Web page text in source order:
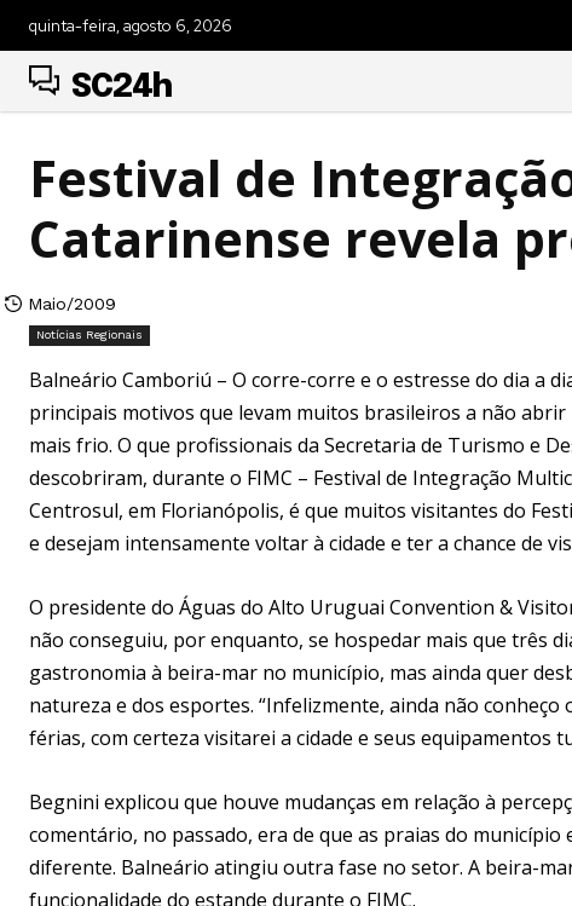
quinta-feira, agosto 6, 2026
SC24h
Festival de
Catarinense revela
Maio/2009
Notícias Regionais
Balneário Camboriú – O corre-corre e o estresse do dia a
principais motivos que levam muitos brasileiros a não
mais frio. O que profissionais da Secretaria de Turismo e
descobriram, durante o FIMC – Festival de Integração
Centrosul, em Florianópolis, é que muitos visitantes do
e desejam intensamente voltar à cidade e ter a chance de
O presidente do Águas do Alto Uruguai Convention &
não conseguiu, por enquanto, se hospedar mais que três
gastronomia à beira-mar no município, mas ainda quer
natureza e dos esportes. “Infelizmente, ainda não
férias, com certeza visitarei a cidade e seus equipamentos
Begnini explicou que houve mudanças em relação à
comentário, no passado, era de que as praias do
diferente. Balneário atingiu outra fase no setor. A beira-
funcionalidade do estande durante o FIMC.